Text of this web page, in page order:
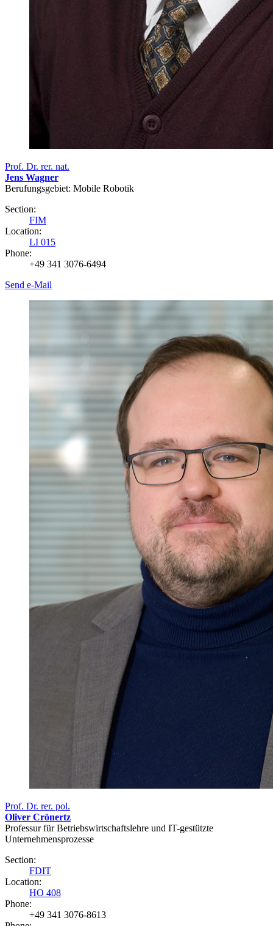
Prof. Dr. rer. nat.
Jens Wagner
Berufungsgebiet: Mobile Robotik
Section:
FIM
Location:
LI 015
Phone:
+49 341 3076-6494
Send e-Mail
Prof. Dr. rer. pol.
Oliver Crönertz
Professur für Betriebswirtschaftslehre und IT-gestützte
Unternehmensprozesse
Section:
FDIT
Location:
HO 408
Phone:
+49 341 3076-8613